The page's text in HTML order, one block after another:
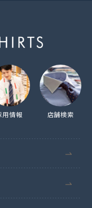
用情報 店舗検索